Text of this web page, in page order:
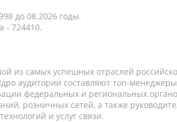
до 08.2026 годы.
- 724410.
из самых успешных отраслей
аудитории составляют топ-
федеральных и региональных
розничных сетей, а также
и услуг связи.